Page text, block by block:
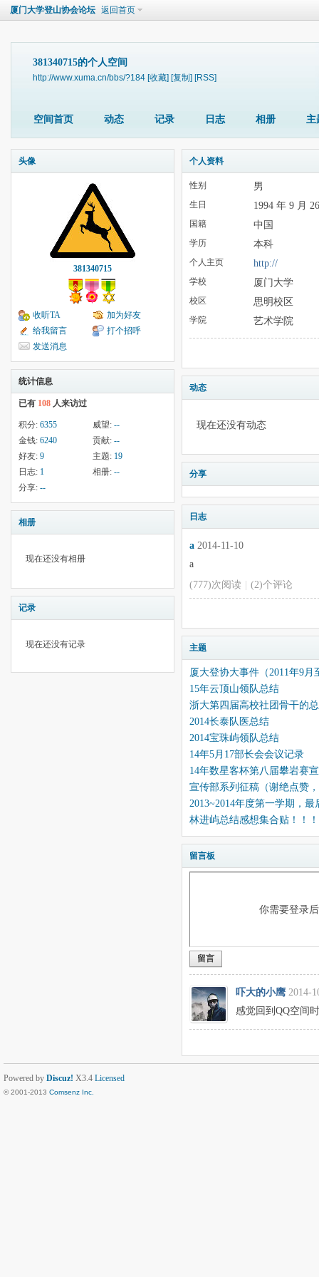
厦门大学登山协会论坛 返回首页
381340715的个人空间
http://www.xuma.cn/bbs/?184 [收藏] [复制] [RSS]
空间首页 动态 记录 日志 相册 主
头像
381340715
收听TA
加为好友
给我留言
打个招呼
发送消息
统计信息
已有 108 人来访过
积分: 6355 威望: --
金钱: 6240 贡献: --
好友: 9 主题: 19
日志: 1 相册: --
分享: --
相册
现在还没有相册
记录
现在还没有记录
个人资料
性别 男
生日 1994 年 9 月
国籍 中国
学历 本科
个人主页 http://
学校 厦门大学
校区 思明校区
学院 艺术学院
动态
现在还没有动态
分享
日志
a 2014-11-10
a
(777)次阅读 | (2)个评论
主题
厦大登协大事件（2011年9月
15年云顶山领队总结
浙大第四届高校社团骨干的
2014长泰队医总结
2014宝珠屿领队总结
14年5月17部长会会议记录
14年数星客杯第八届攀岩赛
宣传部系列征稿（谢绝点赞
2013~2014年度第一学期，
林进屿总结感想集合贴！！！
留言板
你需要登录
留言
吓大的小鹰 2014-
感觉回到QQ空间
Powered by Discuz! X3.4 Licensed
© 2001-2013 Comsenz Inc.